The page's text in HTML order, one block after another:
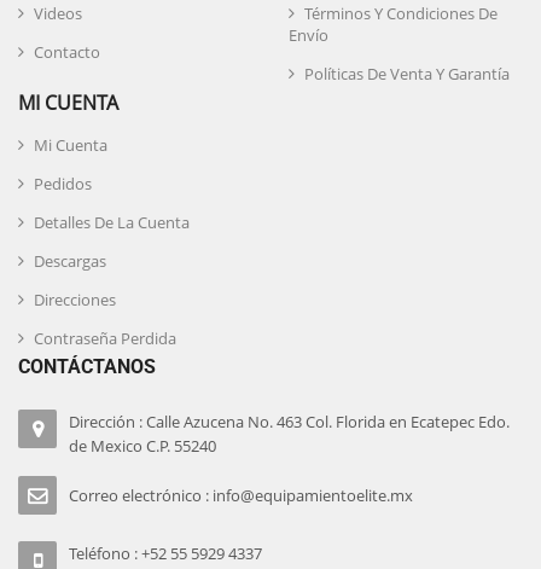
Videos
Contacto
Términos Y Condiciones De
Envío
Políticas De Venta Y Garantía
MI CUENTA
Mi Cuenta
Pedidos
Detalles De La Cuenta
Descargas
Direcciones
Contraseña Perdida
CONTÁCTANOS
Dirección : Calle Azucena No. 463 Col. Florida en Ecatepec Edo.
de Mexico C.P. 55240
Correo electrónico : info@equipamientoelite.mx
Teléfono : +52 55 5929 4337